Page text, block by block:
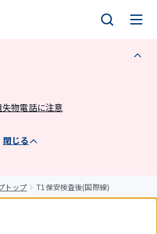
物電話に注意
閉じる
トップ T1保安検査後(国際線)